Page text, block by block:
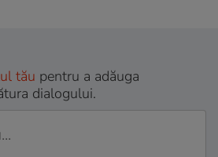
tău pentru a adăuga
dialogului.